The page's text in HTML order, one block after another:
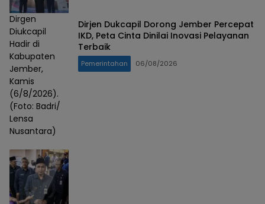
Dirgen
Diukcapil
Hadir di
Kabupaten
Jember,
Kamis
(6/8/2026).
(Foto: Badri/
Lensa
Nusantara)
Dirjen Dukcapil Dorong Jember Percepat
IKD, Peta Cinta Dinilai Inovasi Pelayanan
Terbaik
Pemerintahan 06/08/2026